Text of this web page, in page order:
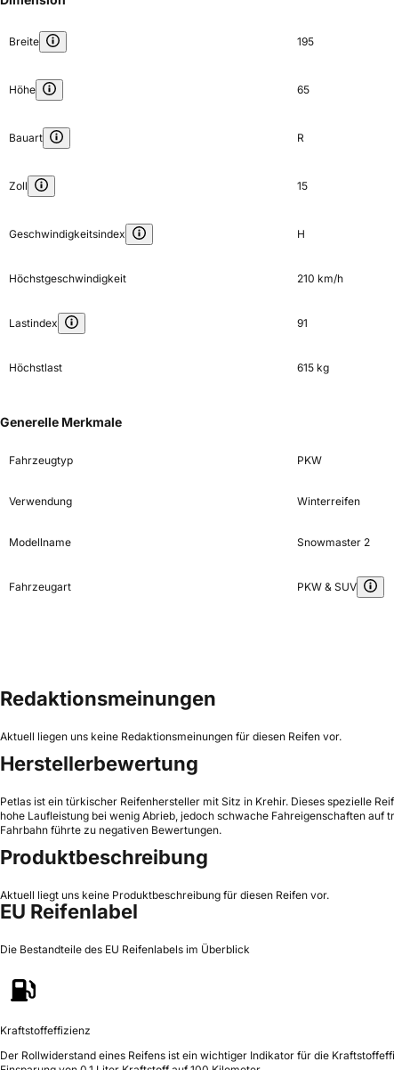
Breite 195
Höhe 65
Bauart R
Zoll 15
Geschwindigkeitsindex H
Höchstgeschwindigkeit 210 km/h
Lastindex 91
Höchstlast 615 kg
Generelle Merkmale
Fahrzeugtyp PKW
Verwendung Winterreifen
Modellname Snowmaster 2
Fahrzeugart PKW & SUV
Redaktionsmeinungen
Aktuell liegen uns keine Redaktionsmeinungen für diesen Reifen vor.
Herstellerbewertung
Petlas ist ein türkischer Reifenhersteller mit Sitz in Krehir. Dieses spezielle
hohe Laufleistung bei wenig Abrieb, jedoch schwache Fahreigenschaften
Fahrbahn führte zu negativen Bewertungen.
Produktbeschreibung
Aktuell liegt uns keine Produktbeschreibung für diesen Reifen vor.
EU Reifenlabel
Die Bestandteile des EU Reifenlabels im Überblick
Kraftstoffeffizienz
Der Rollwiderstand eines Reifens ist ein wichtiger Indikator für die